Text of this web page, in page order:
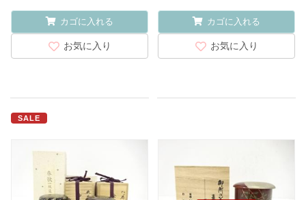
カゴに入れる
お気に入り
カゴに入れる
お気に入り
SALE